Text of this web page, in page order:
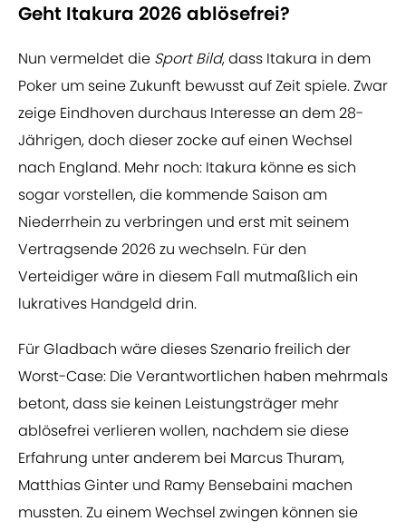
Geht Itakura 2026 ablösefrei?
Nun vermeldet die Sport Bild, dass Itakura in dem
Poker um seine Zukunft bewusst auf Zeit spiele. Zwar
zeige Eindhoven durchaus Interesse an dem 28-
Jährigen, doch dieser zocke auf einen Wechsel
nach England. Mehr noch: Itakura könne es sich
sogar vorstellen, die kommende Saison am
Niederrhein zu verbringen und erst mit seinem
Vertragsende 2026 zu wechseln. Für den
Verteidiger wäre in diesem Fall mutmaßlich ein
lukratives Handgeld drin.
Für Gladbach wäre dieses Szenario freilich der
Worst-Case: Die Verantwortlichen haben mehrmals
betont, dass sie keinen Leistungsträger mehr
ablösefrei verlieren wollen, nachdem sie diese
Erfahrung unter anderem bei Marcus Thuram,
Matthias Ginter und Ramy Bensebaini machen
mussten. Zu einem Wechsel zwingen können sie